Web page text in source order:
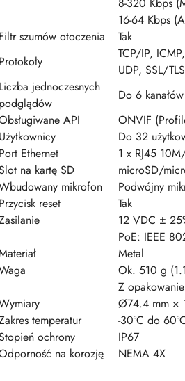
8-320 Kbps
16-64 Kbps
Filtr szumów otoczenia
Tak
Protokoły
TCP/IP,
UDP, SSL/
Liczba jednoczesnych
podglądów
Do 6 kanałów
API
ONVIF
Użytkownicy
Do 32
Port Ethernet
1 x RJ45
na kartę SD
microSD/
mikrofon
Podwójny
Przycisk reset
Tak
12 VDC ±
PoE: IEEE
Metal
Ok. 510 g
Z
Ø74.4 mm ×
temperatur
-30°C do
ochrony
IP67
na korozję
NEMA 4X